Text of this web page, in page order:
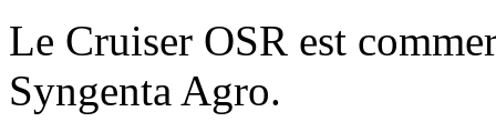
Le Cruiser OSR est
Syngenta Agro.